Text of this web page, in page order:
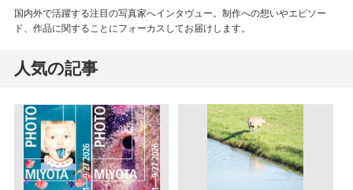
国内外で活躍する注目の写真家へインタヴュー。制作への想いやエピソー
ド、作品に関することにフォーカスしてお届けします。
人気の記事